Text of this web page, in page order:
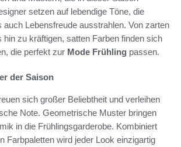
setzen auf lebendige Töne, die
auch Lebensfreude ausstrahlen. Von zarten
hin zu kräftigen, satten Farben finden sich
die perfekt zur Mode Frühling passen.
der Saison
sich großer Beliebtheit und verleihen
Note. Geometrische Muster bringen
in die Frühlingsgarderobe. Kombiniert
Farbpaletten wird jeder Look einzigartig